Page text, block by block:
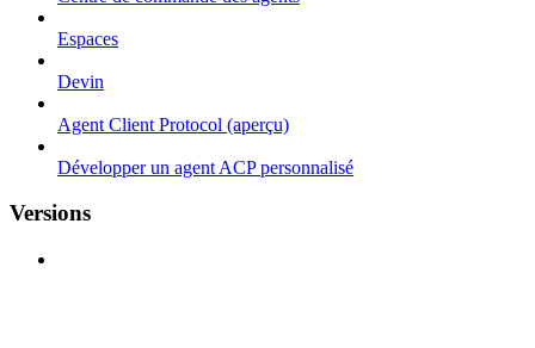
Espaces
Devin
Agent Client Protocol (aperçu)
Développer un agent ACP personnalisé
Versions